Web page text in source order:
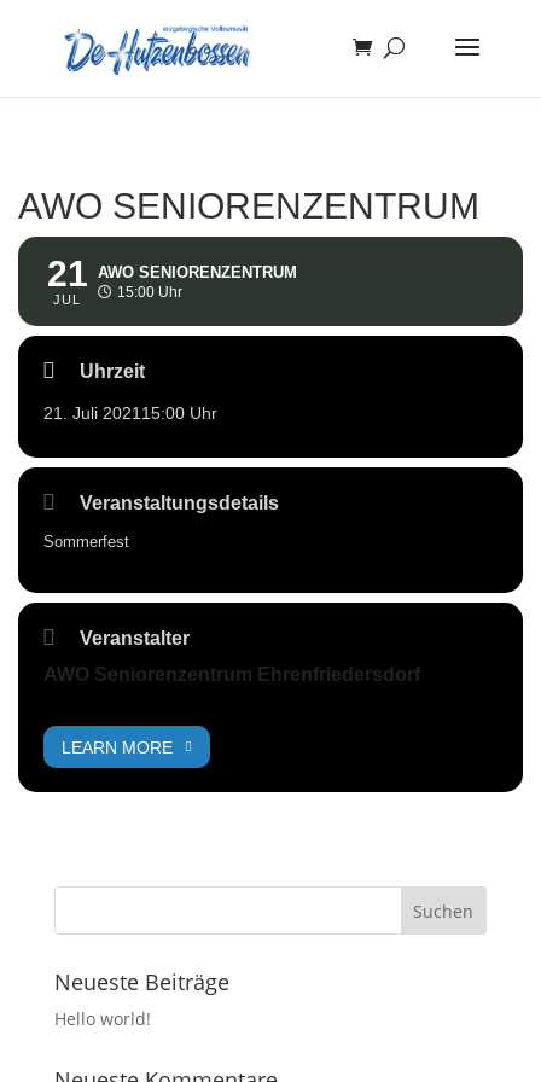
AWO SENIORENZENTRUM
21
JUL
AWO SENIORENZENTRUM
15:00 Uhr
Uhrzeit
21. Juli 2021 15:00 Uhr
Veranstaltungsdetails
Sommerfest
Veranstalter
AWO Seniorenzentrum Ehrenfriedersdorf
LEARN MORE
Neueste Beiträge
Hello world!